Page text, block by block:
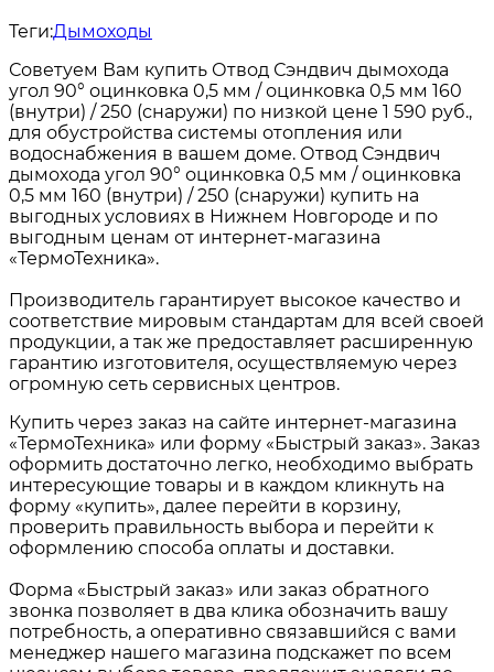
Теги:Дымоходы
Советуем Вам купить Отвод Сэндвич дымохода
угол 90° оцинковка 0,5 мм / оцинковка 0,5 мм 160
(внутри) / 250 (снаружи) по низкой цене 1 590 руб.,
для обустройства системы отопления или
водоснабжения в вашем доме. Отвод Сэндвич
дымохода угол 90° оцинковка 0,5 мм / оцинковка
0,5 мм 160 (внутри) / 250 (снаружи) купить на
выгодных условиях в Нижнем Новгороде и по
выгодным ценам от интернет-магазина
«ТермоТехника».
Производитель гарантирует высокое качество и
соответствие мировым стандартам для всей своей
продукции, а так же предоставляет расширенную
гарантию изготовителя, осуществляемую через
огромную сеть сервисных центров.
Купить через заказ на сайте интернет-магазина
«ТермоТехника» или форму «Быстрый заказ». Заказ
оформить достаточно легко, необходимо выбрать
интересующие товары и в каждом кликнуть на
форму «купить», далее перейти в корзину,
проверить правильность выбора и перейти к
оформлению способа оплаты и доставки.
Форма «Быстрый заказ» или заказ обратного
звонка позволяет в два клика обозначить вашу
потребность, а оперативно связавшийся с вами
менеджер нашего магазина подскажет по всем